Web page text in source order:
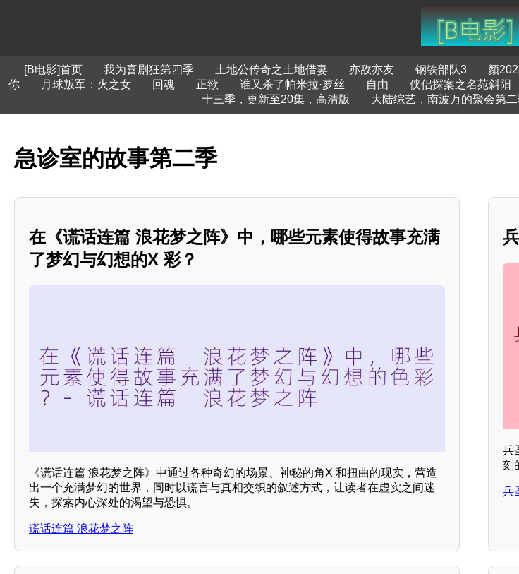
[B电影]首页 我为喜剧狂第四季 土地公传奇之土地借妻 亦敌亦友 钢铁部队3 颜
你
月球叛军：火之女 回魂 正欲 谁又杀了帕米拉·萝丝 自由 侠侣探案之名苑斜阳
十三季，更新至20集，高清版
大陆综艺，南波万的聚会第
急诊室的故事第二季
在《谎话连篇 浪花梦之阵》中，哪些元素使得故事充满
了梦幻与幻想的X 彩？
《谎话连篇 浪花梦之阵》中通过各种奇幻的场景、神秘的角X 和扭曲的现实，营造
出一个充满梦幻的世界，同时以谎言与真相交织的叙述方式，让读者在虚实之间迷
失，探索内心深处的渴望与恐惧。
谎话连篇 浪花梦之阵
兵
刻
兵